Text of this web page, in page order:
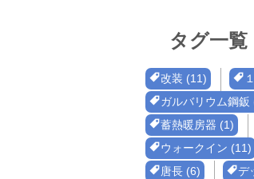
タグ一覧
改装 (11)
ガルバリウム鋼鈑
蓄熱暖房器 (1)
ウォークイン (11)
唐長 (6)
デ